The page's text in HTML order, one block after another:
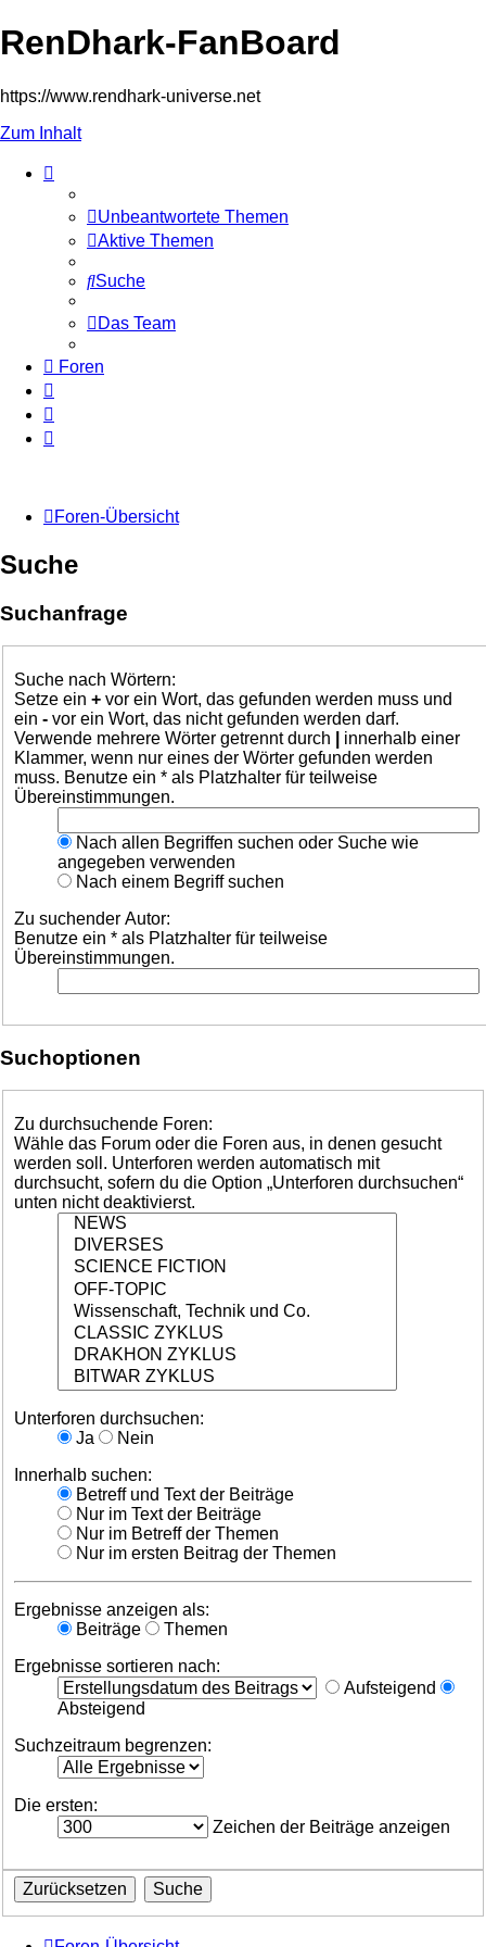
RenDhark-FanBoard
https://www.rendhark-universe.net
Zum Inhalt
Unbeantwortete Themen
Aktive Themen
Suche
Das Team
Foren
Foren-Übersicht
Suche
Suchanfrage
Suche nach Wörtern:
Setze ein + vor ein Wort, das gefunden werden muss und
ein - vor ein Wort, das nicht gefunden werden darf.
Verwende mehrere Wörter getrennt durch
innerhalb einer
Klammer, wenn nur eines der Wörter gefunden werden
muss. Benutze ein * als Platzhalter für teilweise
Übereinstimmungen.
Nach allen Begriffen suchen oder Suche wie
angegeben verwenden
Nach einem Begriff suchen
Zu suchender Autor:
Benutze ein * als Platzhalter für teilweise
Übereinstimmungen.
Suchoptionen
Zu durchsuchende Foren:
Wähle das Forum oder die Foren aus, in denen gesucht
werden soll. Unterforen werden automatisch mit
durchsucht, sofern du die Option „Unterforen durchsuchen“
unten nicht deaktivierst.
Unterforen durchsuchen:
Ja
Nein
Innerhalb suchen:
Betreff und Text der Beiträge
Nur im Text der Beiträge
Nur im Betreff der Themen
Nur im ersten Beitrag der Themen
Ergebnisse anzeigen als:
Beiträge
Themen
Ergebnisse sortieren nach:
Aufsteigend
Absteigend
Suchzeitraum begrenzen:
Die ersten:
Zeichen der Beiträge anzeigen